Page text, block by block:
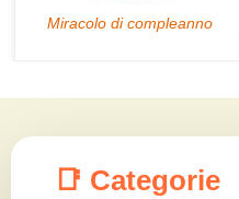
📑 Categorie